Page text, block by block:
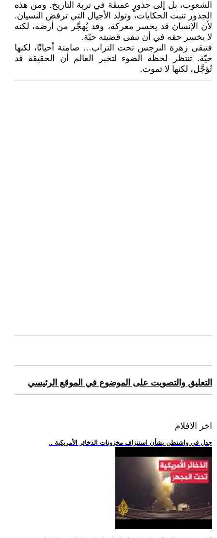
الشعوب، بل إلى جذورٍ عميقة في تربة التاريخ. ومن هذه
الجذور تنبت الحكايات، وتولد الأجيال التي ترفض النسيان.
لأن الإنسان قد يخسر معركة، وقد يُهجَّر من أرضه، لكنه
لا يخسر حقه في أن تبقى قضيته حيّة.
فتبقى زهرة النرجس تحت التراب… صامتة أحيانًا، لكنها
حيّة. تنتظر لحظة الضوء لتخبر العالم أن الحقيقة قد
تُؤجَّل، لكنها لا تموت.
التعليق والتصويت على الموضوع في الموقع الرئيسي
اخر الافلام
.. جدل في واشنطن بشأن استنزاف مخزونات الذخائر الأمريكية